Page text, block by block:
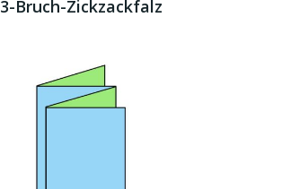
3-Bruch-Zickzackfalz